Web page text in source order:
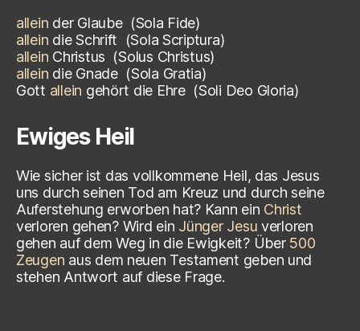
allein der Glaube (Sola Fide)
allein die Schrift
(Sola Scriptura)
allein Christus (Solus Christus)
allein die Gnade (Sola Gratia)
Gott allein gehört die Ehre (Soli Deo Gloria)
Ewiges Heil
Wie sicher ist das vollkommene Heil, das Jesus
uns durch seinen Tod am Kreuz und durch seine
Auferstehung erworben hat? Kann ein Christ
verloren gehen? Wird ein Jünger Jesu verloren
gehen auf dem Weg in die Ewigkeit? Über 500
Zeugen aus dem neuen Testament geben und
stehen Antwort auf diese Frage.